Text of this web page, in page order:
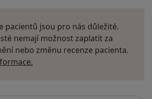
pacientů jsou pro nás důležité.
nemají možnost zaplatit za
nebo změnu recenze pacienta.